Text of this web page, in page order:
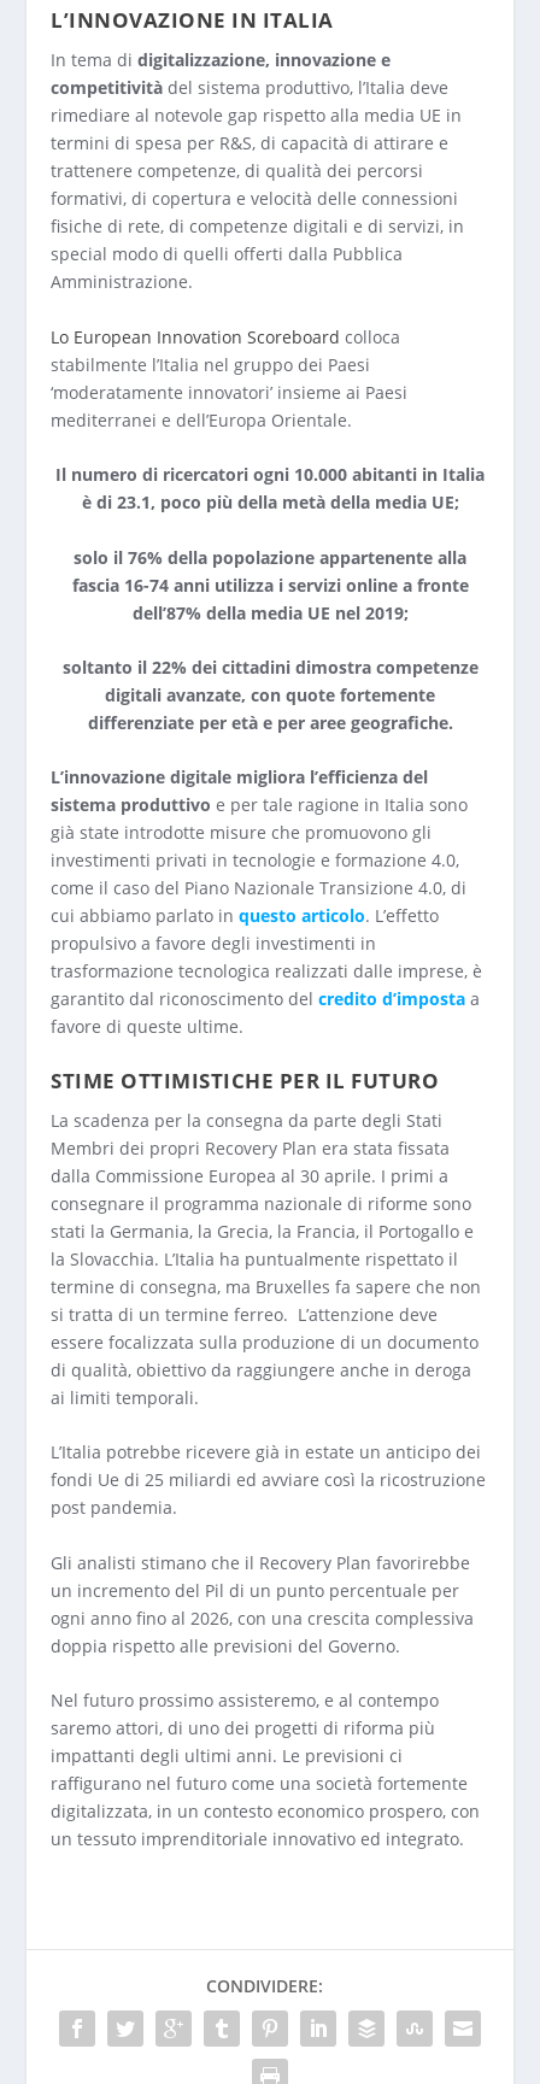
L’INNOVAZIONE IN ITALIA
In tema didigitalizzazione, innovazione e
competitività del sistema produttivo, l’Italia deve
rimediare al notevole gap rispetto alla media UE in
termini di spesa per R&S, di capacità di attirare e
trattenere competenze, di qualità dei percorsi
formativi, di copertura e velocità delle connessioni
fisiche di rete, di competenze digitali e di servizi, in
special modo di quelli offerti dalla Pubblica
Amministrazione.
Lo European Innovation Scoreboard colloca
stabilmente l’Italia nel gruppo dei Paesi
‘moderatamente innovatori’ insieme ai Paesi
mediterranei e dell’Europa Orientale.
Il numero di ricercatori ogni 10.000 abitanti in Italia
è di 23.1, poco più della metà della media UE;
solo il 76% della popolazione appartenente alla
fascia 16-74 anni utilizza i servizi online a fronte
dell’87% della media UE nel 2019;
soltanto il 22% dei cittadini dimostra competenze
digitali avanzate, con quote fortemente
differenziate per età e per aree geografiche.
L’innovazione digitale migliora l’efficienza del
sistema produttivo e per tale ragione in Italia sono
già state introdotte misure che promuovono gli
investimenti privati in tecnologie e formazione 4.0,
come il caso del Piano Nazionale Transizione 4.0, di
cui abbiamo parlato inquesto articolo. L’effetto
propulsivo a favore degli investimenti in
trasformazione tecnologica realizzati dalle imprese, è
garantito dal riconoscimento delcredito d’imposta a
favore di queste ultime.
STIME OTTIMISTICHE PER IL FUTURO
La scadenza per la consegna da parte degli Stati
Membri dei propri Recovery Plan era stata fissata
dalla Commissione Europea al 30 aprile. I primi a
consegnare il programma nazionale di riforme sono
stati la Germania, la Grecia, la Francia, il Portogallo e
la Slovacchia. L’Italia ha puntualmente rispettato il
termine di consegna, ma Bruxelles fa sapere che non
si tratta di un termine ferreo. L’attenzione deve
essere focalizzata sulla produzione di un documento
di qualità, obiettivo da raggiungere anche in deroga
ai limiti temporali.
L’Italia potrebbe ricevere già in estate un anticipo dei
fondi Ue di 25 miliardi ed avviare così la ricostruzione
post pandemia.
Gli analisti stimano che il Recovery Plan favorirebbe
un incremento del Pil di un punto percentuale per
ogni anno fino al 2026, con una crescita complessiva
doppia rispetto alle previsioni del Governo.
Nel futuro prossimo assisteremo, e al contempo
saremo attori, di uno dei progetti di riforma più
impattanti degli ultimi anni. Le previsioni ci
raffigurano nel futuro come una società fortemente
digitalizzata, in un contesto economico prospero, con
un tessuto imprenditoriale innovativo ed integrato.
CONDIVIDERE: